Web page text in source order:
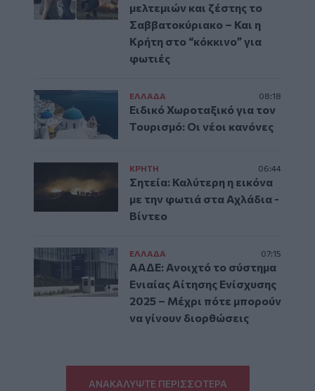
μελτεμιών και ζέστης το
Σαββατοκύριακο – Και η
Κρήτη στο “κόκκινο” για
φωτιές
ΕΛΛAΔΑ 08:18
Ειδικό Χωροταξικό για τον
Τουρισμό: Οι νέοι κανόνες
ΚΡΗΤΗ 06:44
Σητεία: Καλύτερη η εικόνα
με την φωτιά στα Αχλάδια -
Βίντεο
ΕΛΛAΔΑ 07:15
ΑΑΔΕ: Ανοιχτό το σύστημα
Ενιαίας Αίτησης Ενίσχυσης
2025 – Μέχρι πότε μπορούν
να γίνουν διορθώσεις
ΑΝΑΚΑΛΥΨΤΕ ΠΕΡΙΣΣΟΤΕΡΑ